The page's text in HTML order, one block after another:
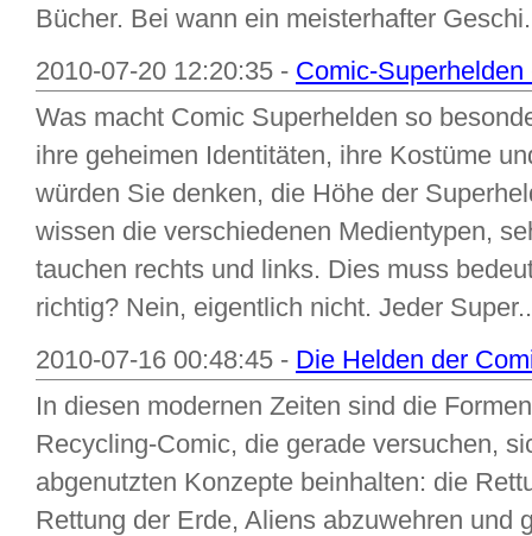
Bücher. Bei wann ein meisterhafter
2010-07-20 12:20:35 - Comic-
Was macht Comic Superhelden so
ihre geheimen Identitäten, ihre Kostüme
würden Sie denken, die Höhe der
wissen die verschiedenen Medientypen,
tauchen rechts und links. Dies muss
richtig? Nein, eigentlich nicht. Jeder
2010-07-16 00:48:45 - Die Helden der
In diesen modernen Zeiten sind die
Recycling-Comic, die gerade versuchen,
abgenutzten Konzepte beinhalten: die
Rettung der Erde, Aliens abzuwehren und